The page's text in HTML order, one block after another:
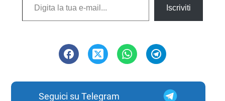
Iscriviti
Seguici su Telegram